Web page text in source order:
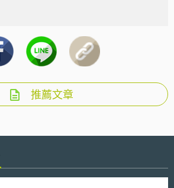
推薦文章